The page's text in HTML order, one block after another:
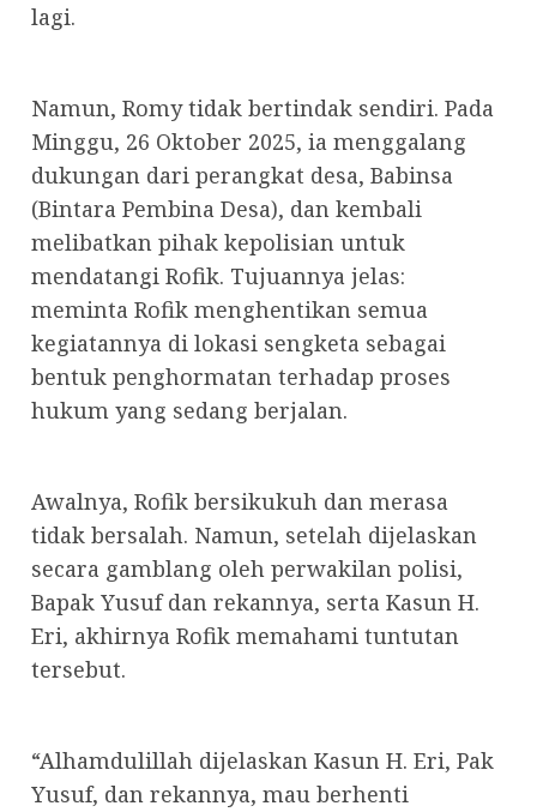
lagi.
Namun, Romy tidak bertindak sendiri. Pada
Minggu, 26 Oktober 2025, ia menggalang
dukungan dari perangkat desa, Babinsa
(Bintara Pembina Desa), dan kembali
melibatkan pihak kepolisian untuk
mendatangi Rofik. Tujuannya jelas:
meminta Rofik menghentikan semua
kegiatannya di lokasi sengketa sebagai
bentuk penghormatan terhadap proses
hukum yang sedang berjalan.
Awalnya, Rofik bersikukuh dan merasa
tidak bersalah. Namun, setelah dijelaskan
secara gamblang oleh perwakilan polisi,
Bapak Yusuf dan rekannya, serta Kasun H.
Eri, akhirnya Rofik memahami tuntutan
tersebut.
“Alhamdulillah dijelaskan Kasun H. Eri, Pak
Yusuf, dan rekannya, mau berhenti